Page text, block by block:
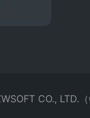
CO., LTD.